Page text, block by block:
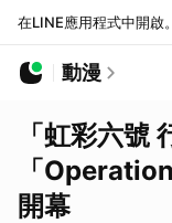
在LINE應用程式中開啟。
動漫
「虹彩六號
「
開幕